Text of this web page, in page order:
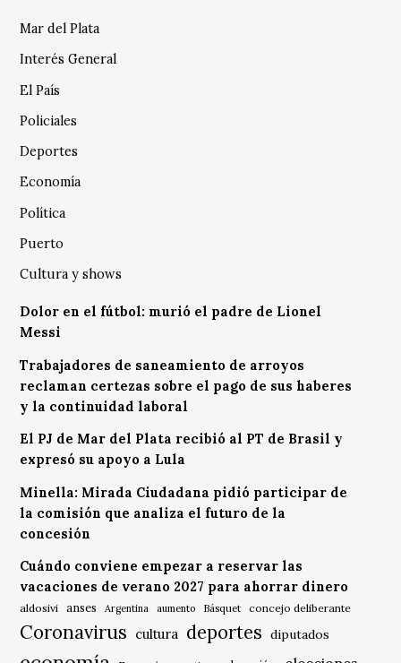
Mar del Plata
Interés General
El País
Policiales
Deportes
Economía
Política
Puerto
Cultura y shows
Dolor en el fútbol: murió el padre de Lionel
Messi
Trabajadores de saneamiento de arroyos
reclaman certezas sobre el pago de sus haberes
y la continuidad laboral
El PJ de Mar del Plata recibió al PT de Brasil y
expresó su apoyo a Lula
Minella: Mirada Ciudadana pidió participar de
la comisión que analiza el futuro de la
concesión
Cuándo conviene empezar a reservar las
vacaciones de verano 2027 para ahorrar dinero
aldosivi anses Argentina aumento Básquet concejo deliberante
Coronavirus cultura deportes diputados